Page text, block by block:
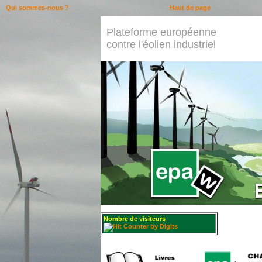
Plateforme européenne
contre l'éolien industriel
Nombre de visiteurs :
Haut de page
Qui sommes-nous ?